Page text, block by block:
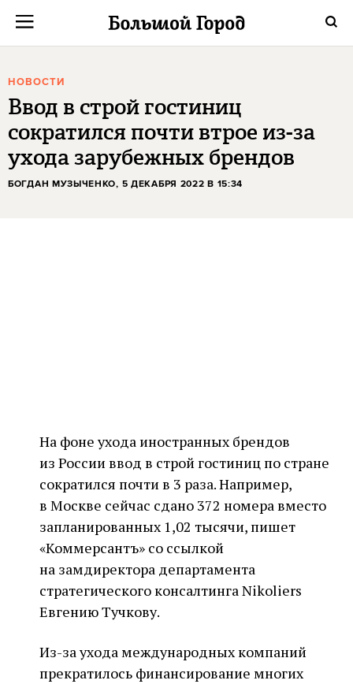
НОВОСТИ
Ввод в строй гостиниц
сократился почти втрое из-за
ухода зарубежных брендов
БОГДАН МУЗЫЧЕНКО, 5 ДЕКАБРЯ 2022 В 15:34
На фоне ухода иностранных брендов
из России ввод в строй гостиниц по стране
сократился почти в 3 раза. Например,
в Москве сейчас сдано 372 номера вместо
запланированных 1,02 тысячи, пишет
«Коммерсантъ» со ссылкой
на замдиректора департамента
стратегического консалтинга Nikoliers
Евгению Тучкову.
Из-за ухода международных компаний
прекратилось финансирование многих